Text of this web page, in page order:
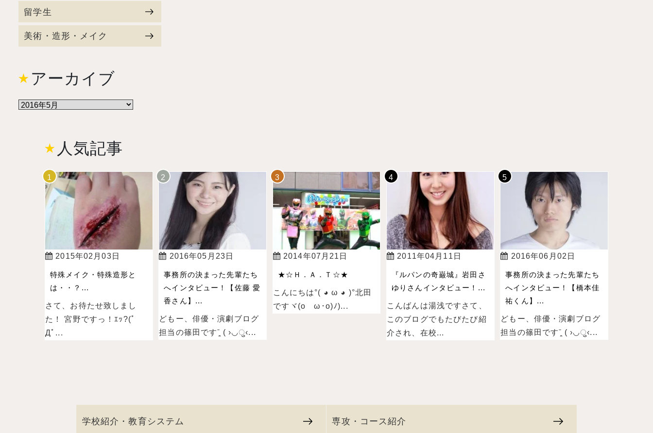
留学生
美術・造形・メイク
アーカイブ
人気記事
2015年02月03日
特殊メイク・特殊造形と
は・・？...
さて、お待たせ致しまし
た！ 宮野ですっ！ｴｯ?(ﾟ
Дﾟ...
2016年05月23日
事務所の決まった先輩たち
へインタビュー！【佐藤 愛
香さん】...
どもー、俳優・演劇ブログ
担当の篠田ですˉ̞̭ ( ›◡ु‹...
2014年07月21日
★☆Ｈ．Ａ．Ｔ☆★
こんにちは°( ◕ ω ◕ )°北田
ですヾ(oゝω･o)ﾉ)...
2011年04月11日
『ルパンの奇巌城』岩田さ
ゆりさんインタビュー！...
こんばんは湯浅ですさて、
このブログでもたびたび紹
介され、在校...
2016年06月02日
事務所の決まった先輩たち
へインタビュー！【橋本佳
祐くん】...
どもー、俳優・演劇ブログ
担当の篠田ですˉ̞̭ ( ›◡ु‹...
学校紹介・教育システム 専攻・コース紹介